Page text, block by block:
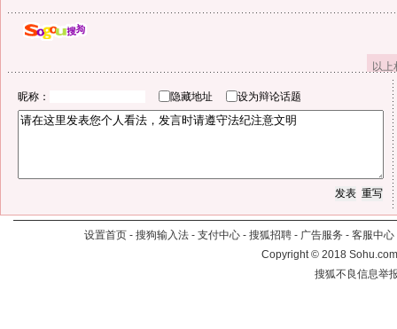
以
昵称： 隐藏地址 设为辩论话题
设置首页 - 搜狗输入法 - 支付中心 - 搜狐招聘 - 广告服务 - 客服中心
Copyright©2018
搜狐不良信息举